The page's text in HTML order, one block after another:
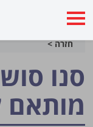
חזרה >
סנו
מותאם